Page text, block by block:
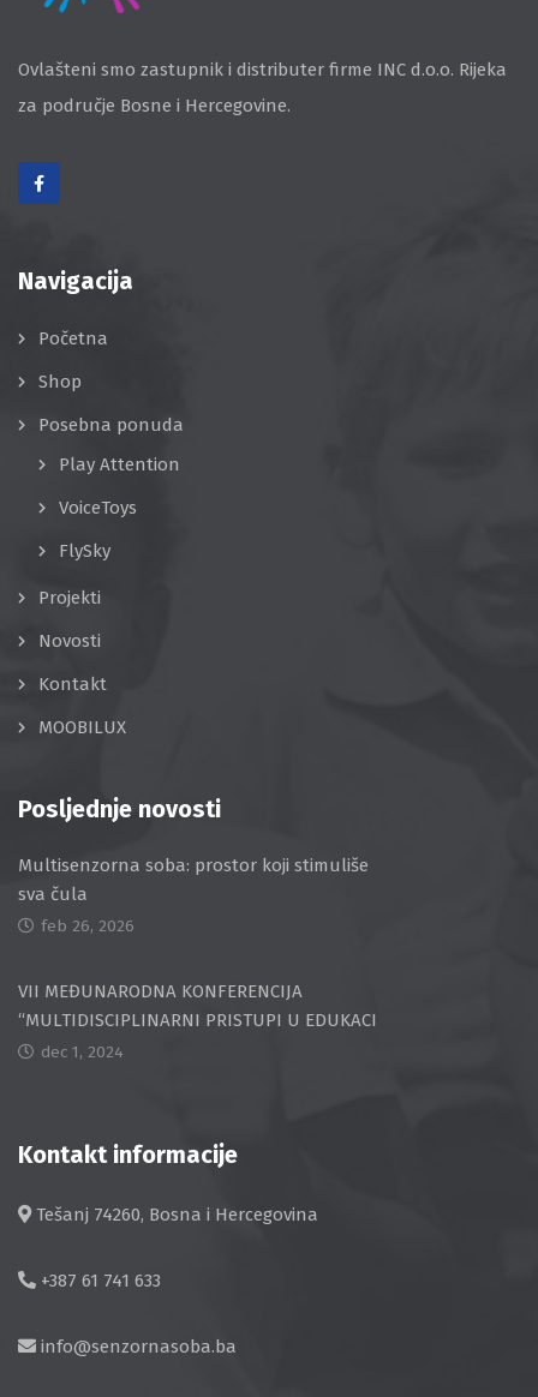
Ovlašteni smo zastupnik i distributer firme INC d.o.o. Rijeka
za područje Bosne i Hercegovine.
Navigacija
Početna
Shop
Posebna ponuda
Play Attention
VoiceToys
FlySky
Projekti
Novosti
Kontakt
MOOBILUX
Posljednje novosti
Multisenzorna soba: prostor koji stimuliše
sva čula
feb 26, 2026
VII MEĐUNARODNA KONFERENCIJA
“MULTIDISCIPLINARNI PRISTUPI U EDUKACI
dec 1, 2024
Kontakt informacije
Tešanj 74260, Bosna i Hercegovina
+387 61 741 633
info@senzornasoba.ba